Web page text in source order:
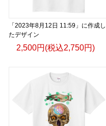
「2023年8月12日 11:59」に作成し
たデザイン
2,500円(税込2,750円)